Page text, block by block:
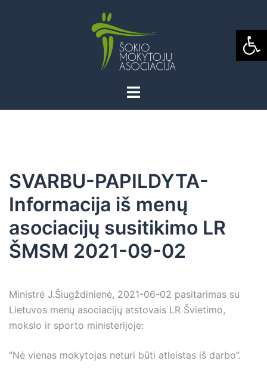
SVARBU-PAPILDYTA-
Informacija iš menų
asociacijų susitikimo LR
ŠMSM 2021-09-02
Ministrė J.Šiugždinienė, 2021-06-02 pasitarimas su
Lietuvos menų asociacijų atstovais LR Švietimo,
mokslo ir sporto ministerijoje:
“Nė vienas mokytojas neturi būti atleistas iš darbo”.